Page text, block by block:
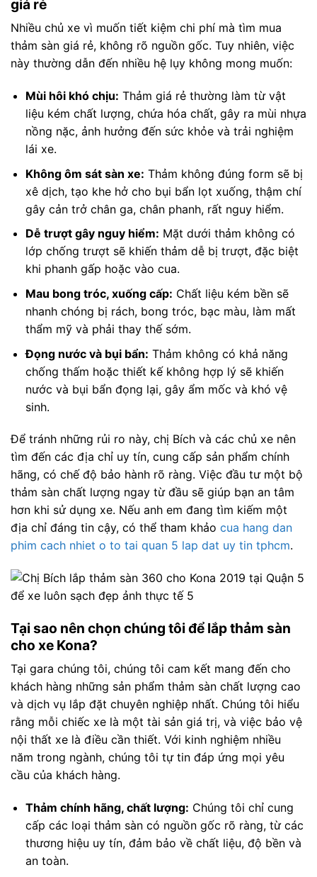
giá rẻ
Nhiều chủ xe vì muốn tiết kiệm chi phí mà tìm mua
thảm sàn giá rẻ, không rõ nguồn gốc. Tuy nhiên, việc
này thường dẫn đến nhiều hệ lụy không mong muốn:
Mùi hôi khó chịu: Thảm giá rẻ thường làm từ vật
liệu kém chất lượng, chứa hóa chất, gây ra mùi nhựa
nồng nặc, ảnh hưởng đến sức khỏe và trải nghiệm
lái xe.
Không ôm sát sàn xe: Thảm không đúng form sẽ bị
xê dịch, tạo khe hở cho bụi bẩn lọt xuống, thậm chí
gây cản trở chân ga, chân phanh, rất nguy hiểm.
Dễ trượt gây nguy hiểm: Mặt dưới thảm không có
lớp chống trượt sẽ khiến thảm dễ bị trượt, đặc biệt
khi phanh gấp hoặc vào cua.
Mau bong tróc, xuống cấp: Chất liệu kém bền sẽ
nhanh chóng bị rách, bong tróc, bạc màu, làm mất
thẩm mỹ và phải thay thế sớm.
Đọng nước và bụi bẩn: Thảm không có khả năng
chống thấm hoặc thiết kế không hợp lý sẽ khiến
nước và bụi bẩn đọng lại, gây ẩm mốc và khó vệ
sinh.
Để tránh những rủi ro này, chị Bích và các chủ xe nên
tìm đến các địa chỉ uy tín, cung cấp sản phẩm chính
hãng, có chế độ bảo hành rõ ràng. Việc đầu tư một bộ
thảm sàn chất lượng ngay từ đầu sẽ giúp bạn an tâm
hơn khi sử dụng xe. Nếu anh em đang tìm kiếm một
địa chỉ đáng tin cậy, có thể tham khảo cua hang dan
phim cach nhiet o to tai quan 5 lap dat uy tin tphcm.
Tại sao nên chọn chúng tôi để lắp thảm sàn
cho xe Kona?
Tại gara chúng tôi, chúng tôi cam kết mang đến cho
khách hàng những sản phẩm thảm sàn chất lượng cao
và dịch vụ lắp đặt chuyên nghiệp nhất. Chúng tôi hiểu
rằng mỗi chiếc xe là một tài sản giá trị, và việc bảo vệ
nội thất xe là điều cần thiết. Với kinh nghiệm nhiều
năm trong ngành, chúng tôi tự tin đáp ứng mọi yêu
cầu của khách hàng.
Thảm chính hãng, chất lượng: Chúng tôi chỉ cung
cấp các loại thảm sàn có nguồn gốc rõ ràng, từ các
thương hiệu uy tín, đảm bảo về chất liệu, độ bền và
an toàn.